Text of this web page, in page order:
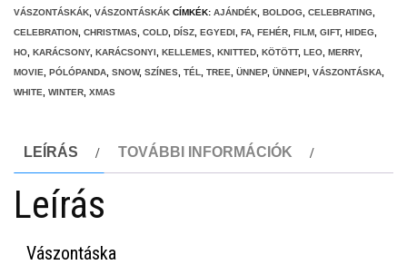
VÁSZONTÁSKÁK VÁSZONTÁSKÁK CÍMKÉK: AJÁNDÉK BOLDOG CELEBRATING
CELEBRATION CHRISTMAS COLD DÍSZ EGYEDI FA FEHÉR FILM GIFT, HIDEG
HO KARÁCSONY, KARÁCSONYI KELLEMES KNITTED KÖTÖTT, LEO MERRY,
MOVIE
PÓLÓPANDA SNOW, SZÍNES TÉL TREE ÜNNEP, ÜNNEPI VÁSZONTÁSKA
WHITE
WINTER XMAS
LEÍRÁS TOVÁBBI INFORMÁCIÓK
Leírás
Vászontáska